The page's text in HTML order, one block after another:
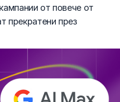
от повече от
прекратени през